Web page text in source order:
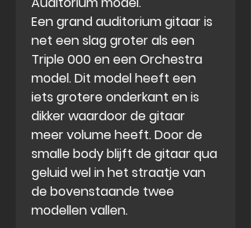
Een grand auditorium gitaar is
net een slag groter als een
Triple 000 en een Orchestra
model. Dit model heeft een
iets grotere onderkant en is
dikker waardoor de gitaar
meer volume heeft. Door de
smalle body blijft de gitaar qua
geluid wel in het straatje van
de bovenstaande twee
modellen vallen.